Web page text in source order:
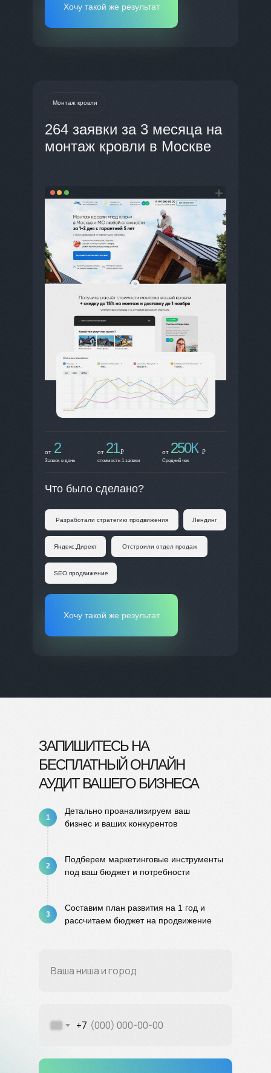
Хочу такой же результат
264 заявки за 3 месяца на
монтаж кровли в Москве
Заявок в день
Хочу такой же результат
Что было сделано?
Монтаж кровли
от
стоимость 1 заявки
от ₽
Средний чек
от ₽
2 21 250К
Разработали стратегию продвижения Лендинг
SEO продвижение
Яндекс.Директ Отстроили отдел продаж
+
ЗАПИШИТЕСЬ НА
БЕСПЛАТНЫЙОНЛАЙН
АУДИТ ВАШЕГО БИЗНЕСА
+7
Детально проанализируем ваш
бизнес и ваших конкурентов
Подберем маркетинговые инструменты
под ваш бюджет и потребности
Составим план развития на 1 год и
рассчитаем бюджет на продвижение
1
2
3